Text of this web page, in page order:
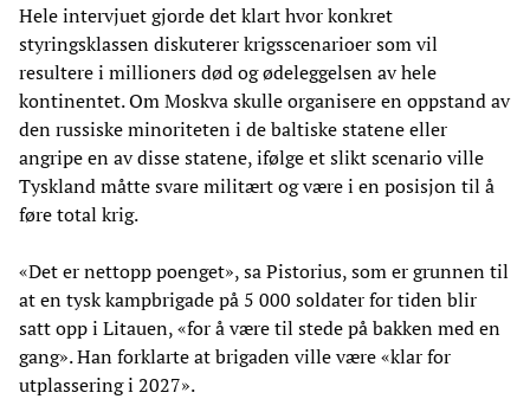
Hele intervjuet gjorde det klart hvor konkret
styringsklassen diskuterer krigsscenarioer som vil
resultere i millioners død og ødeleggelsen av hele
kontinentet. Om Moskva skulle organisere en oppstand av
den russiske minoriteten i de baltiske statene eller
angripe en av disse statene, ifølge et slikt scenario ville
Tyskland måtte svare militært og være i en posisjon til å
føre total krig.
«Det er nettopp poenget», sa Pistorius, som er grunnen til
at en tysk kampbrigade på 5 000 soldater for tiden blir
satt opp i Litauen, «for å være til stede på bakken med en
gang». Han forklarte at brigaden ville være «klar for
utplassering i 2027».